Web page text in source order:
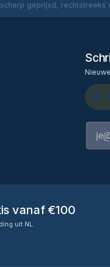
geprijsd, rechtstreeks
✦
vanaf €100
uit NL